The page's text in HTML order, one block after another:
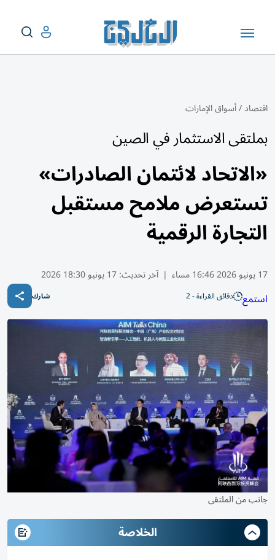
اقتصاد/أسواق الإمارات
بملتقى الاستثمار في الصين
«الاتحاد لائتمان الصادرات»
تستعرض ملامح مستقبل
التجارة الرقمية
17 يونيو 2026 16:46 مساء | آخر تحديث:17 يونيو 18:30 2026
استمع دقائق القراءة - 2 شارك
جانب من الملتقى
الخلاصة